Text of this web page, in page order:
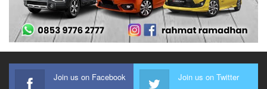
Join us on Facebook Join us on Twitter